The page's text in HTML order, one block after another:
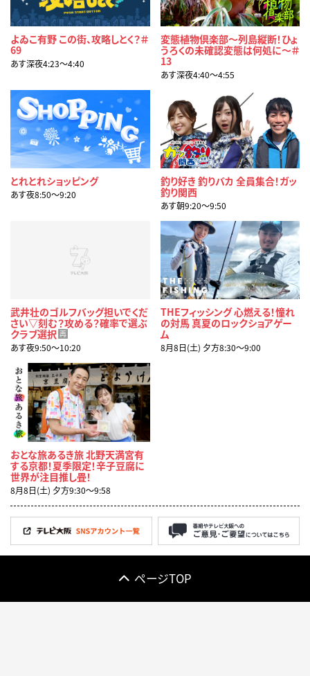
よゐこ有野 この街、攻略しとく？＃
69
あす深夜4:23〜4:40
変態植物倶楽部～列島縦断！ひょ
うろくの未確認変態は何処に～＃
13
あす深夜4:40〜4:55
とれとれショッピング
あす夜8:50〜9:20
釣り好き 釣りバカ 全員集合！ガッ
釣り関西
あす朝9:20〜9:50
武井壮のゴルフバッグ担いでくだ
さい▽刻む？攻める？確率で選ぶ
クラブ選択 再
あす夜9:50〜10:20
THEフィッシング 心燃える！憧れ
の対馬 真夏のロックショアゲー
ム
8月8日(土) 夕方8:30〜9:00
おとな旅あるき旅 北野天満宮有
する京都！夏季限定！辛子豆腐に
世界が注目推し畳！
8月8日(土) 夕方9:30〜9:58
ページTOP